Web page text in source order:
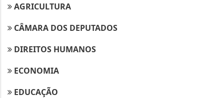
AGRICULTURA
CÂMARA DOS DEPUTADOS
DIREITOS HUMANOS
ECONOMIA
EDUCAÇÃO